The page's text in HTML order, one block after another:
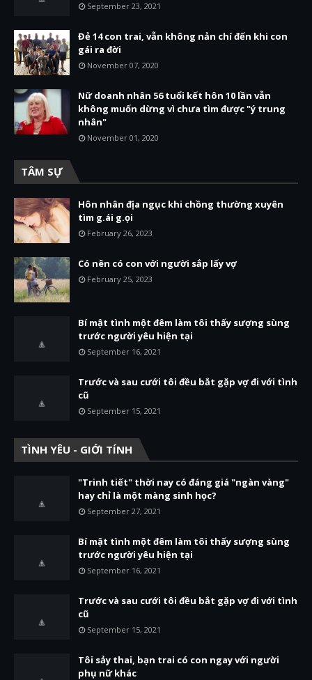
September 23, 2021
Đẻ 14 con trai, vẫn không nản chí đến khi con
gái ra đời
November 07, 2020
Nữ doanh nhân 56 tuổi kết hôn 10 lần vẫn
không muốn dừng vì chưa tìm được "ý trung
nhân"
November 01, 2020
TÂM SỰ
Hôn nhân địa ngục khi chồng thường xuyên
tìm g.ái g.ọi
February 26, 2023
Có nên có con với người sắp lấy vợ
February 25, 2023
Bí mật tình một đêm làm tôi thấy sượng sùng
trước người yêu hiện tại
September 16, 2021
Trước và sau cưới tôi đều bắt gặp vợ đi với tình
cũ
September 15, 2021
TÌNH YÊU - GIỚI TÍNH
"Trinh tiết" thời nay có đáng giá "ngàn vàng"
hay chỉ là một màng sinh học?
September 27, 2021
Bí mật tình một đêm làm tôi thấy sượng sùng
trước người yêu hiện tại
September 16, 2021
Trước và sau cưới tôi đều bắt gặp vợ đi với tình
cũ
September 15, 2021
Tôi sảy thai, bạn trai có con ngay với người
phụ nữ khác